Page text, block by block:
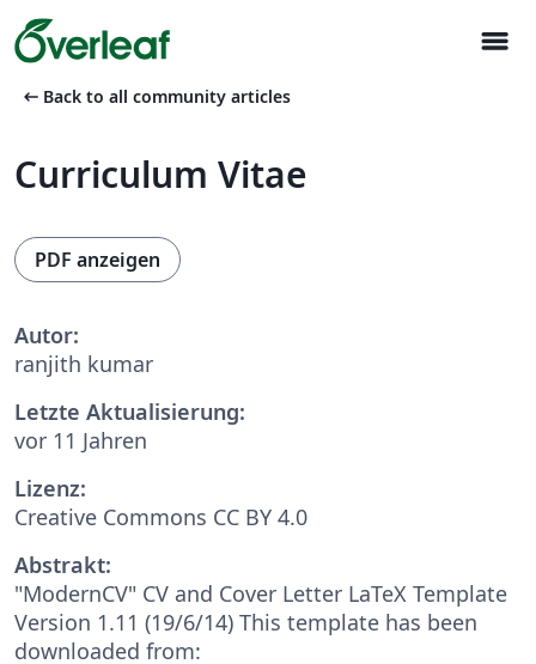
menu
arrow_left_alt Back to all community articles
Curriculum Vitae
PDF anzeigen
Autor:
ranjith kumar
Letzte Aktualisierung:
vor 11 Jahren
Lizenz:
Creative Commons CC BY 4.0
Abstrakt:
"ModernCV" CV and Cover Letter LaTeX Template
Version 1.11 (19/6/14) This template has been
downloaded from: